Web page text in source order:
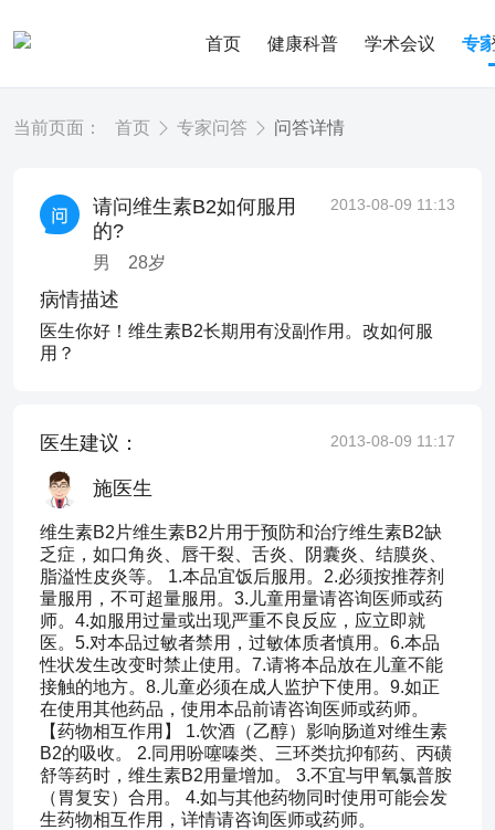
首页 健康科普 学术会议 专
当前页面： 首页 专家问答 问答详情
请问维生素B2如何服用
的?
男 28岁
2013-08-09 11:13
病情描述
医生你好！维生素B2长期用有没副作用。改如何服
用？
医生建议： 2013-08-09 11:17
施医生
维生素B2片维生素B2片用于预防和治疗维生素B2缺
乏症，如口角炎、唇干裂、舌炎、阴囊炎、结膜炎、
脂溢性皮炎等。 1.本品宜饭后服用。2.必须按推荐剂
量服用，不可超量服用。3.儿童用量请咨询医师或药
师。4.如服用过量或出现严重不良反应，应立即就
医。5.对本品过敏者禁用，过敏体质者慎用。6.本品
性状发生改变时禁止使用。7.请将本品放在儿童不能
接触的地方。8.儿童必须在成人监护下使用。9.如正
在使用其他药品，使用本品前请咨询医师或药师。
【药物相互作用】 1.饮酒（乙醇）影响肠道对维生素
B2的吸收。 2.同用吩噻嗪类、三环类抗抑郁药、丙磺
舒等药时，维生素B2用量增加。 3.不宜与甲氧氯普胺
（胃复安）合用。 4.如与其他药物同时使用可能会发
生药物相互作用，详情请咨询医师或药师。